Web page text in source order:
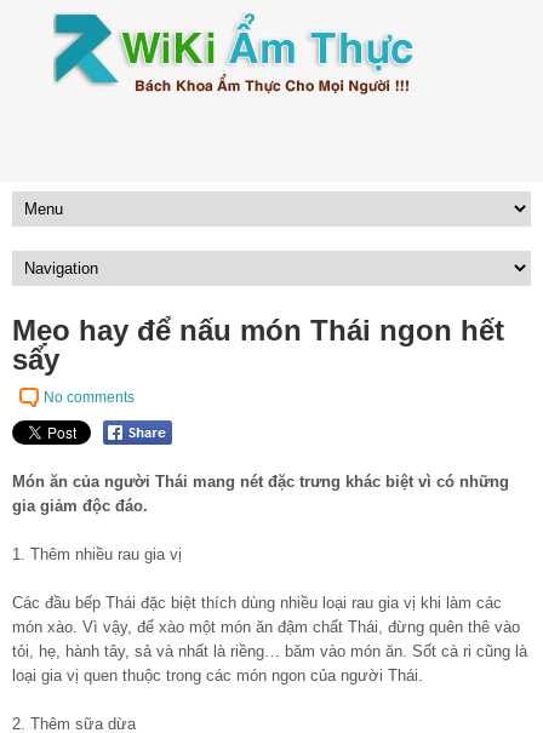
Mẹo hay để nấu món Thái ngon hết
sẩy
No comments
Món ăn của người Thái mang nét đặc trưng khác biệt vì có những
gia giảm độc đáo.
1. Thêm nhiều rau gia vị
Các đầu bếp Thái đặc biệt thích dùng nhiều loại rau gia vị khi làm các
món xào. Vì vậy, để xào một món ăn đậm chất Thái, đừng quên thê vào
tỏi, hẹ, hành tây, sả và nhất là riềng… băm vào món ăn. Sốt cà ri cũng là
loại gia vị quen thuộc trong các món ngon của người Thái.
2. Thêm sữa dừa